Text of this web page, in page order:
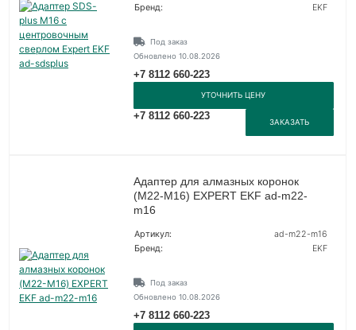
Бренд:
EKF
Под заказ
Обновлено 10.08.2026
+7 8112 660-223
УТОЧНИТЬ ЦЕНУ
+7 8112 660-223
ЗАКАЗАТЬ
Адаптер для алмазных коронок
(M22-M16) EXPERT EKF ad-m22-
m16
Артикул:
ad-m22-m16
Бренд:
EKF
Под заказ
Обновлено 10.08.2026
+7 8112 660-223